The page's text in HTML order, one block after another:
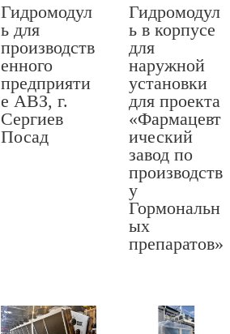
Гидромодул
ь для
производств
енного
предприяти
е АВЗ, г.
Сергиев
Посад
Гидромодул
ь в корпусе
для
наружной
установки
для проекта
«Фармацевт
ический
завод по
производств
у
Гормональн
ых
препаратов»